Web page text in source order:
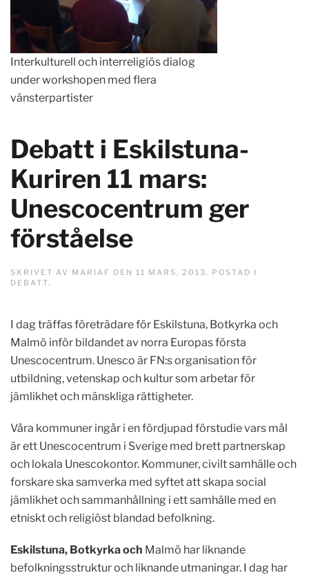
Interkulturell och interreligiös dialog
under workshopen med flera
vänsterpartister
Debatt i Eskilstuna-
Kuriren 11 mars:
Unescocentrum ger
förståelse
SKRIVET AV MARIAF DEN 11 MARS, 2013. POSTAD I
DEBATT.
I dag träffas företrädare för Eskilstuna, Botkyrka och
Malmö inför bildandet av norra Europas första
Unescocentrum. Unesco är FN:s organisation för
utbildning, vetenskap och kultur som arbetar för
jämlikhet och mänskliga rättigheter.
Våra kommuner ingår i en fördjupad förstudie vars mål
är ett Unescocentrum i Sverige med brett partnerskap
och lokala Unescokontor. Kommuner, civilt samhälle och
forskare ska samverka med syftet att skapa social
jämlikhet och sammanhållning i ett samhälle med en
etniskt och religiöst blandad befolkning.
Eskilstuna, Botkyrka och Malmö har liknande
befolkningsstruktur och liknande utmaningar. I dag har